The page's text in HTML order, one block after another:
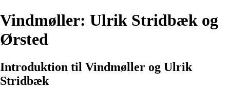
Vindmøller: Ulrik Stridbæk og
Ørsted
Introduktion til Vindmøller og Ulrik
Stridbæk